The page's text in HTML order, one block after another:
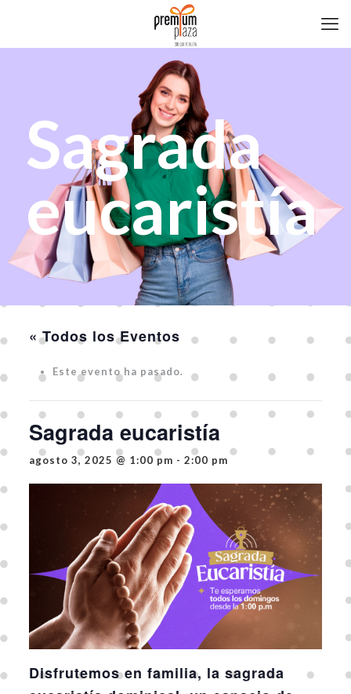
Sagrada
eucaristía
« Todos los Eventos
Este evento ha pasado.
Sagrada eucaristía
agosto 3, 2025 @ 1:00 pm - 2:00 pm
Disfrutemos en familia, la sagrada